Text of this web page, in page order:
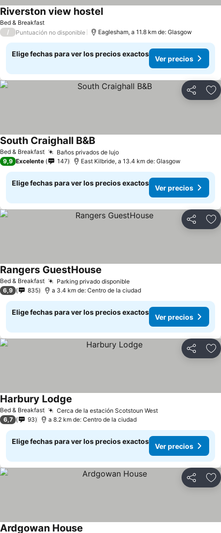
Bed & Breakfast
Riverston view hostel
/ Puntuación no disponible Eaglesham, a 11.8 km de: Glasgow
Elige fechas para ver los precios exactos
Ver precios
Compartir
Bed & Breakfast Baños privados de lujo
South Craighall B&B
9,9 Excelente 147 East Kilbride, a 13.4 km de: Glasgow
Elige fechas para ver los precios exactos
Ver precios
Compartir
Bed & Breakfast Parking privado disponible
Rangers GuestHouse
6,9 835 a 3.4 km de: Centro de la ciudad
Elige fechas para ver los precios exactos
Ver precios
Compartir
Bed & Breakfast Cerca de la estación Scotstoun West
Harbury Lodge
6,7 93 a 8.2 km de: Centro de la ciudad
Elige fechas para ver los precios exactos
Ver precios
Compartir
Ardgowan House